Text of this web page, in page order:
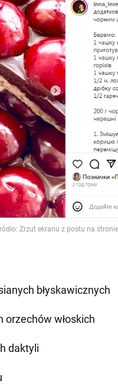
błyskawicznych
orzechów włoskich
daktyli